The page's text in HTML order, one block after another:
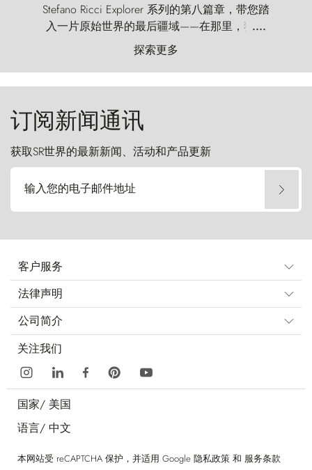
Stefano Ricci Explorer 系列的第八篇章，带您踏
入一片原始世界的最后疆域——在那里，狂风
以远古的怒号雕琢着自然，而百内塔（Torres
del Paine）则宛如石砌的哨兵，傲然向苍穹发
起挑战。
....
探索更多
订阅新闻通讯
获取SR世界的最新新闻、活动和产品更新
输入您的电子邮件地址
客户服务
法律声明
公司简介
关注我们
国家/ 美国
语言/ 中文
本网站受 reCAPTCHA 保护，并适用 Google 隐私政策 和 服务条款